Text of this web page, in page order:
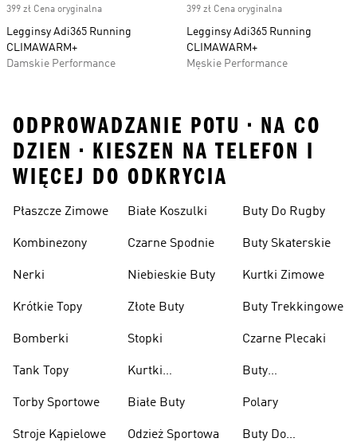
399 zł Cena oryginalna
Legginsy Adi365 Running
CLIMAWARM+
Damskie Performance
399 zł Cena oryginalna
Legginsy Adi365 Running
CLIMAWARM+
Męskie Performance
ODPROWADZANIE POTU • NA CO
DZIEN • KIESZEN NA TELEFON I
WIĘCEJ DO ODKRYCIA
Płaszcze Zimowe
Kombinezony
Nerki
Krótkie Topy
Bomberki
Tank Topy
Torby Sportowe
Stroje Kąpielowe
Białe Koszulki
Czarne Spodnie
Niebieskie Buty
Złote Buty
Stopki
Kurtki
Białe Buty
Odzież Sportowa
Buty Do Rugby
Buty Skaterskie
Kurtki Zimowe
Buty Trekkingowe
Czarne Plecaki
Buty
Polary
Buty Do